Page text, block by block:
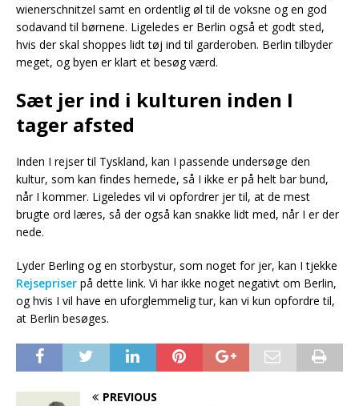
wienerschnitzel samt en ordentlig øl til de voksne og en god
sodavand til børnene. Ligeledes er Berlin også et godt sted,
hvis der skal shoppes lidt tøj ind til garderoben. Berlin tilbyder
meget, og byen er klart et besøg værd.
Sæt jer ind i kulturen inden I
tager afsted
Inden I rejser til Tyskland, kan I passende undersøge den
kultur, som kan findes hernede, så I ikke er på helt bar bund,
når I kommer. Ligeledes vil vi opfordrer jer til, at de mest
brugte ord læres, så der også kan snakke lidt med, når I er der
nede.
Lyder Berling og en storbystur, som noget for jer, kan I tjekke
Rejsepriser på dette link. Vi har ikke noget negativt om Berlin,
og hvis I vil have en uforglemmelig tur, kan vi kun opfordre til,
at Berlin besøges.
PREVIOUS